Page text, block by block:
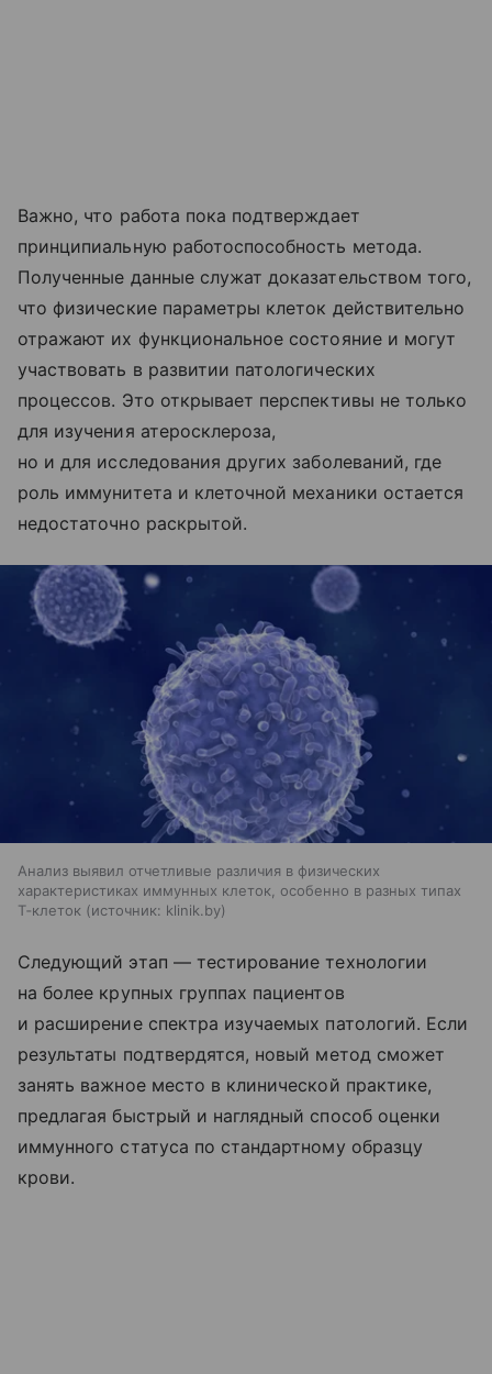
Важно, что работа пока подтверждает
принципиальную работоспособность метода.
Полученные данные служат доказательством того,
что физические параметры клеток действительно
отражают их функциональное состояние и могут
участвовать в развитии патологических
процессов. Это открывает перспективы не только
для изучения атеросклероза,
но и для исследования других заболеваний, где
роль иммунитета и клеточной механики остается
недостаточно раскрытой.
Анализ выявил отчетливые различия в физических
характеристиках иммунных клеток, особенно в разных типах
Т‑клеток
источник: klinik.by
Следующий этап — тестирование технологии
на более крупных группах пациентов
и расширение спектра изучаемых патологий. Если
результаты подтвердятся, новый метод сможет
занять важное место в клинической практике,
предлагая быстрый и наглядный способ оценки
иммунного статуса по стандартному образцу
крови.